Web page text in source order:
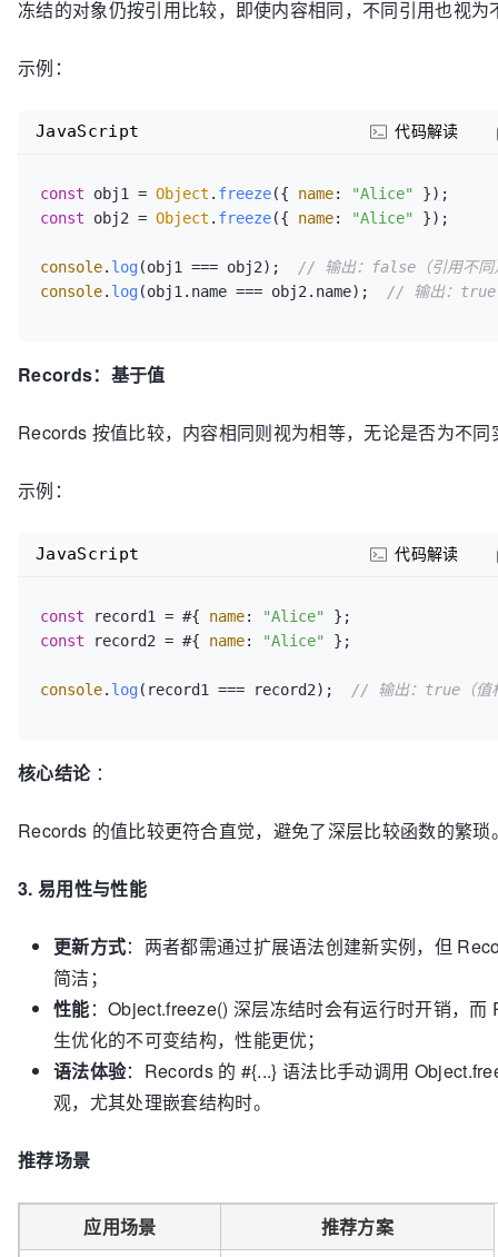
冻结的对象仍按引用比较，即使内容相同，不同引用也视为
示例：
const obj1 = Object . freeze({ name: "Alice"
const obj2 = Object . freeze({ name: "Alice" });
console. log (obj1 === obj2);
// 输出：false（引用不同
console. log (obj1. name === obj2. name); // 输出：true
JavaScript 代码解读
Records：基于值
Records 按值比较，内容相同则视为相等，无论是否为不同
示例：
const record1 = #{ name: "Alice"
const record2 = #{ name: "Alice" };
console. log (record1 === record2); // 输出：true（值
JavaScript 代码解读
核心结论：
Records 的值比较更符合直觉，避免了深层比较函数的繁琐
3. 易用性与性能
更新方式：两者都需通过扩展语法创建新实例，但
简洁；
性能：Object.freeze() 深层冻结时会有运行时开销，而
生优化的不可变结构，性能更优；
语法体验：Records 的 #{...} 语法比手动调用
观，尤其处理嵌套结构时。
推荐场景
应用场景
推荐方案